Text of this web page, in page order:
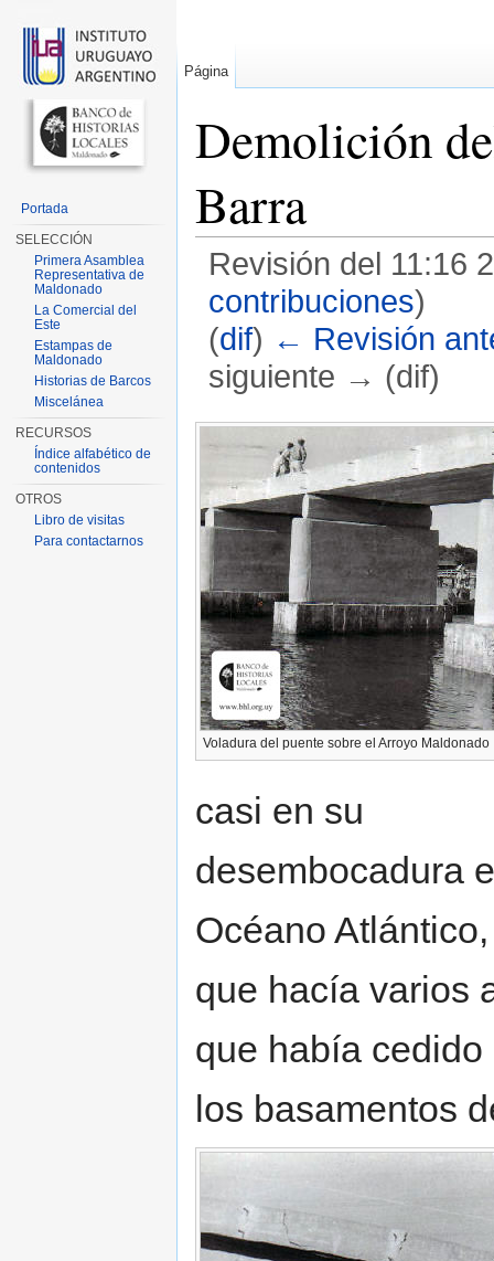
Demolición
Barra
Revisión del 11:16
contribuciones)
(dif) ← Revisión
siguiente → (dif)
Voladura del puente sobre el Arroyo Maldonado
casi en su
desembocadura
Océano
que hacía varios
que había cedido
los basamentos
Página
Portada
SELECCIÓN
Primera Asamblea
Representativa de
Maldonado
La Comercial del
Este
Estampas de
Maldonado
Historias de Barcos
Miscelánea
RECURSOS
Índice alfabético de
contenidos
OTROS
Libro de visitas
Para contactarnos